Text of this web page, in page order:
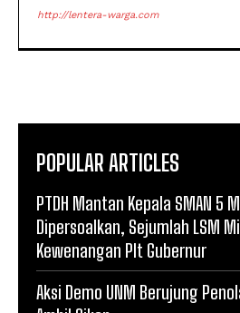
http://lentera-warga.com
POPULAR ARTICLES
PTDH Mantan Kepala SMAN 5
Dipersoalkan, Sejumlah LSM
Kewenangan Plt Gubernur
Aksi Demo UNM Berujung